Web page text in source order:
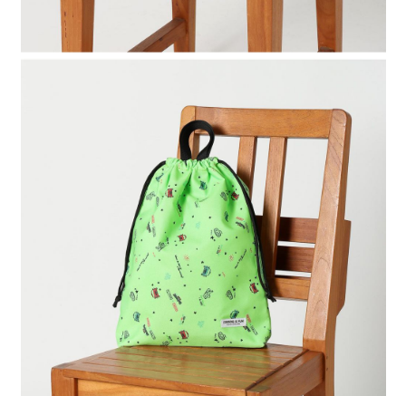
１．透過由恩沛科技股份有限公司提供之「AFTEE先享後付」服務完成之交
易，需依本服務之必要範圍內提供個人資料，並將交易相關給付款項請求債
權轉讓予恩沛科技股份有限公司。
「AFTEE先享後付」，若未經同意申辦者引起之損失，本公司不負相關責
４．使用「AFTEE先享後付」時，將依據個別帳號之用戶狀況，依本公司即
時審查核予不同之上限額度；若仍有額度不足之情形，本公司將視審查結果
５．嚴禁一人註冊多個帳號或使用他人資訊註冊。若發現惡意使用之情形，
恩沛科技股份有限公司將有權停止該用戶之使用額度並採取法律行動。